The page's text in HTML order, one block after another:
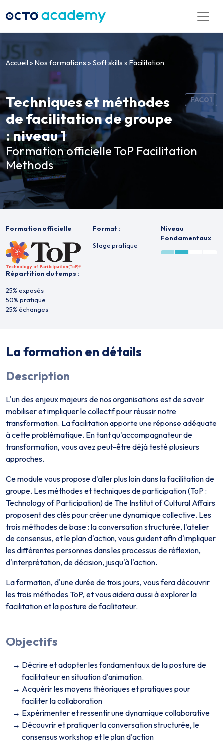
Accueil » Nos formations » Soft skills » Facilitation
FAC01
Techniques et méthodes
de facilitation de groupe
: niveau 1
Formation officielle ToP Facilitation
Methods
Formation officielle Format :
Stage pratique
Niveau
Fondamentaux
Répartition du temps :
25% exposés
50% pratique
25% échanges
La formation en détails
Description
L'un des enjeux majeurs de nos organisations est de savoir
mobiliser et impliquer le collectif pour réussir notre
transformation. La facilitation apporte une réponse adéquate
à cette problématique. En tant qu'accompagnateur de
transformation, vous avez peut-être déjà testé plusieurs
approches.
Ce module vous propose d'aller plus loin dans la facilitation de
groupe. Les méthodes et techniques de participation (ToP :
Technology of Participation) de The Institut of Cultural Affairs
proposent des clés pour créer une dynamique collective. Les
trois méthodes de base : la conversation structurée, l'atelier
de consensus, et le plan d'action, vous guident afin d'impliquer
les différentes personnes dans les processus de réflexion,
d'interprétation, de décision, jusqu'à l'action.
La formation, d'une durée de trois jours, vous fera découvrir
les trois méthodes ToP, et vous aidera aussi à explorer la
facilitation et la posture de facilitateur.
Objectifs
Décrire et adopter les fondamentaux de la posture de
facilitateur en situation d'animation.
Acquérir les moyens théoriques et pratiques pour
faciliter la collaboration
Expérimenter et ressentir une dynamique collaborative
Découvrir et pratiquer la conversation structurée, le
consensus workshop et le plan d'action